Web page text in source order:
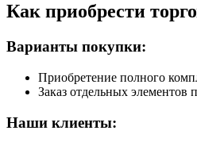
Как приобрести
Варианты покупки:
Приобретение полного
Заказ отдельных элементов
Наши клиенты: